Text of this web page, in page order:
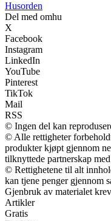
Husorden
Del med omhu
X
Facebook
Instagram
LinkedIn
YouTube
Pinterest
TikTok
Mail
RSS
© Ingen del kan
© Alle rettigheter
produkter kjøpt gjennom
tilknyttede partnerskap
© Rettighetene til alt
kan tjene penger gjennom
Gjenbruk av materialet
Artikler
Gratis